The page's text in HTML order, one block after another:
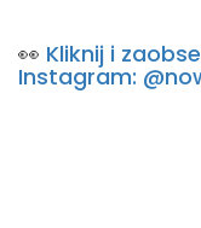
👀 Kliknij i
Instagram: